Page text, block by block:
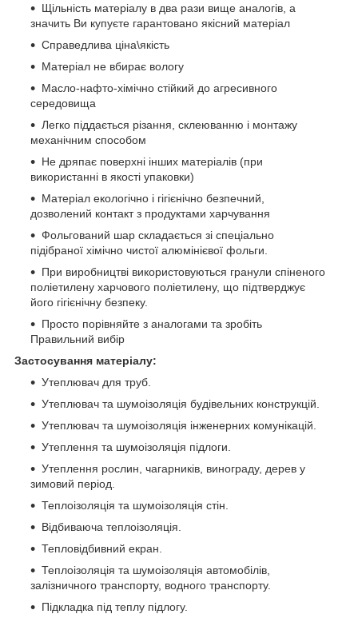
Щільність матеріалу в два рази вище аналогів, а
значить Ви купуєте гарантовано якісний матеріал
Справедлива ціна\якість
Матеріал не вбирає вологу
Масло-нафто-хімічно стійкий до агресивного
середовища
Легко піддається різання, склеюванню і монтажу
механічним способом
Не дряпає поверхні інших матеріалів (при
використанні в якості упаковки)
Матеріал екологічно і гігієнічно безпечний,
дозволений контакт з продуктами харчування
Фольгований шар складається зі спеціально
підібраної хімічно чистої алюмінієвої фольги.
При виробництві використовуються гранули спіненого
поліетилену харчового поліетилену, що підтверджує
його гігієнічну безпеку.
Просто порівняйте з аналогами та зробіть
Правильний вибір
Застосування матеріалу:
Утеплювач для труб.
Утеплювач та шумоізоляція будівельних конструкцій.
Утеплювач та шумоізоляція інженерних комунікацій.
Утеплення та шумоізоляція підлоги.
Утеплення рослин, чагарників, винограду, дерев у
зимовий період.
Теплоізоляція та шумоізоляція стін.
Відбиваюча теплоізоляція.
Тепловідбивний екран.
Теплоізоляція та шумоізоляція автомобілів,
залізничного транспорту, водного транспорту.
Підкладка під теплу підлогу.